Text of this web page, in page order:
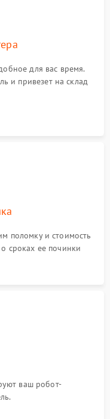
для вас время.
и привезет на склад
поломку и стоимость
сроках ее починки
ваш робот-